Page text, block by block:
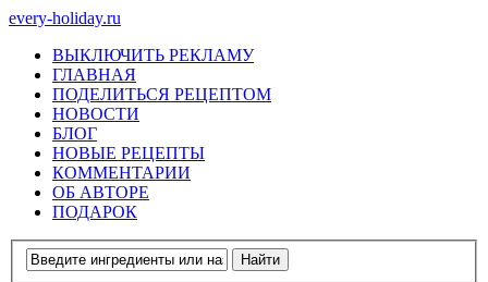
every-holiday.ru
ВЫКЛЮЧИТЬ РЕКЛАМУ
ГЛАВНАЯ
ПОДЕЛИТЬСЯ РЕЦЕПТОМ
НОВОСТИ
БЛОГ
НОВЫЕ РЕЦЕПТЫ
КОММЕНТАРИИ
ОБ АВТОРЕ
ПОДАРОК